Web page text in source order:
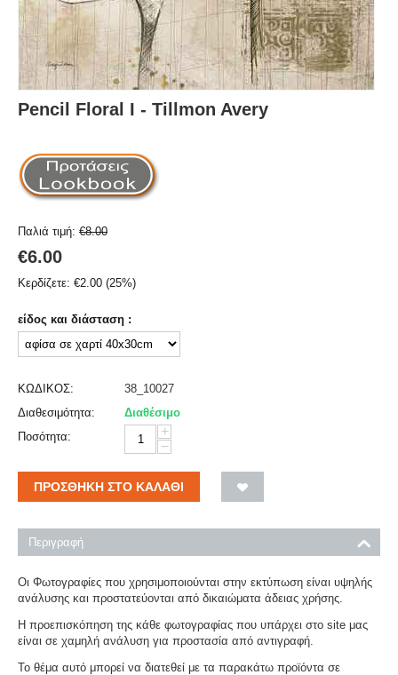
Pencil Floral I - Tillmon Avery
Παλιά τιμή: €8.00
€6.00
Κερδίζετε: €2.00 (25%)
είδος και διάσταση :
ΚΩΔΙΚΟΣ:
38_10027
Διαθεσιμότητα:
Διαθέσιμο
Ποσότητα:
+
−
ΠΡΟΣΘΉΚΗ ΣΤΟ ΚΑΛΆΘΙ
Περιγραφή
Οι Φωτογραφίες που χρησιμοποιούνται στην εκτύπωση είναι υψηλής
ανάλυσης και προστατεύονται από δικαιώματα άδειας χρήσης.
Η προεπισκόπηση της κάθε φωτογραφίας που υπάρχει στο site μας
είναι σε χαμηλή ανάλυση για προστασία από αντιγραφή.
Το θέμα αυτό μπορεί να διατεθεί με τα παρακάτω προϊόντα σε